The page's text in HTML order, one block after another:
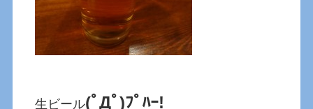
生ビール(ﾟДﾟ)ﾌﾟﾊｰ!